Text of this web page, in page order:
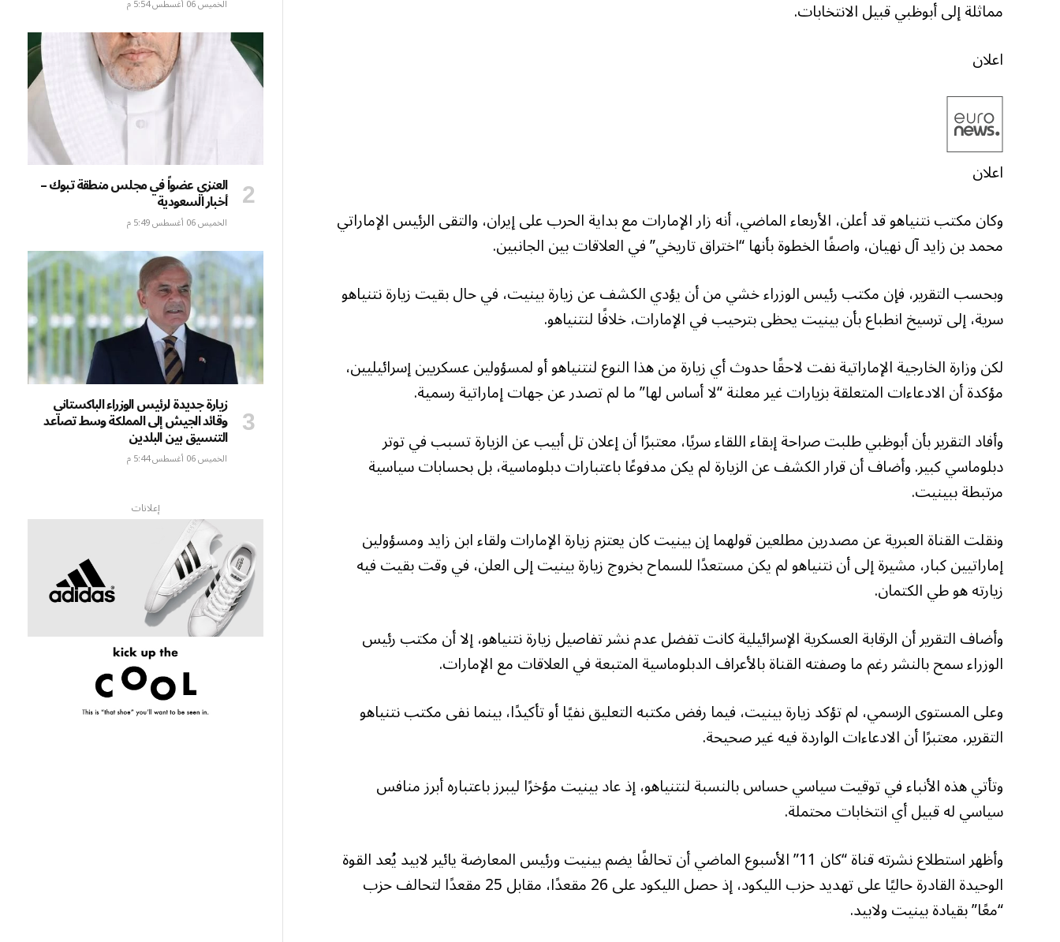
مماثلة إلى أبوظبي قبيل الانتخابات.
اعلان
اعلان
وكان مكتب نتنياهو قد أعلن، الأربعاء الماضي، أنه زار الإمارات مع بداية الحرب على إيران، والتقى الرئيس الإماراتي
محمد بن زايد آل نهيان، واصفًا الخطوة بأنها “اختراق تاريخي” في العلاقات بين الجانبين.
وبحسب التقرير، فإن مكتب رئيس الوزراء خشي من أن يؤدي الكشف عن زيارة بينيت، في حال بقيت زيارة نتنياهو
سرية، إلى ترسيخ انطباع بأن بينيت يحظى بترحيب في الإمارات، خلافًا لنتنياهو.
لكن وزارة الخارجية الإماراتية نفت لاحقًا حدوث أي زيارة من هذا النوع لنتنياهو أو لمسؤولين عسكريين إسرائيليين،
مؤكدة أن الادعاءات المتعلقة بزيارات غير معلنة “لا أساس لها” ما لم تصدر عن جهات إماراتية رسمية.
وأفاد التقرير بأن أبوظبي طلبت صراحة إبقاء اللقاء سريًا، معتبرًا أن إعلان تل أبيب عن الزيارة تسبب في توتر
دبلوماسي كبير. وأضاف أن قرار الكشف عن الزيارة لم يكن مدفوعًا باعتبارات دبلوماسية، بل بحسابات سياسية
مرتبطة ببينيت.
ونقلت القناة العبرية عن مصدرين مطلعين قولهما إن بينيت كان يعتزم زيارة الإمارات ولقاء ابن زايد ومسؤولين
إماراتيين كبار، مشيرة إلى أن نتنياهو لم يكن مستعدًا للسماح بخروج زيارة بينيت إلى العلن، في وقت بقيت فيه
زيارته هو طي الكتمان.
وأضاف التقرير أن الرقابة العسكرية الإسرائيلية كانت تفضل عدم نشر تفاصيل زيارة نتنياهو، إلا أن مكتب رئيس
الوزراء سمح بالنشر رغم ما وصفته القناة بالأعراف الدبلوماسية المتبعة في العلاقات مع الإمارات.
وعلى المستوى الرسمي، لم تؤكد زيارة بينيت، فيما رفض مكتبه التعليق نفيًا أو تأكيدًا، بينما نفى مكتب نتنياهو
التقرير، معتبرًا أن الادعاءات الواردة فيه غير صحيحة.
وتأتي هذه الأنباء في توقيت سياسي حساس بالنسبة لنتنياهو، إذ عاد بينيت مؤخرًا ليبرز باعتباره أبرز منافس
سياسي له قبيل أي انتخابات محتملة.
وأظهر استطلاع نشرته قناة “كان 11” الأسبوع الماضي أن تحالفًا يضم بينيت ورئيس المعارضة يائير لابيد يُعد القوة
الوحيدة القادرة حاليًا على تهديد حزب الليكود، إذ حصل الليكود على 26 مقعدًا، مقابل 25 مقعدًا لتحالف حزب
“معًا” بقيادة بينيت ولابيد.
الخميس 06 أغسطس 5:54 م
العنزي عضواً في مجلس منطقة تبوك –
أخبار السعودية
الخميس 06 أغسطس 5:49 م
زيارة جديدة لرئيس الوزراء الباكستاني
وقائد الجيش إلى المملكة وسط تصاعد
التنسيق بين البلدين
الخميس 06 أغسطس 5:44 م
إعلانات